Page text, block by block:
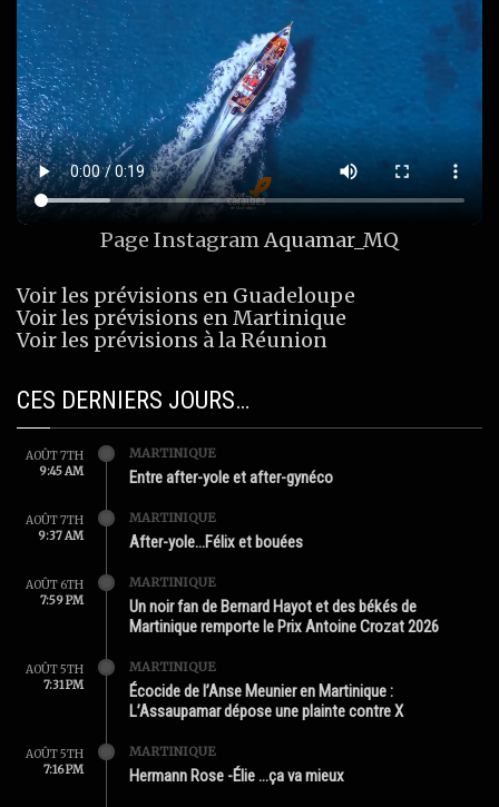
Page InstagramAquamar_MQ
Voir les prévisions en Guadeloupe
Voir les prévisions en Martinique
Voir les prévisions à la Réunion
CES DERNIERS JOURS…
AOÛT 7TH
9:45 AM
MARTINIQUE
Entre after-yole et after-gynéco
AOÛT 7TH
9:37 AM
MARTINIQUE
After-yole…Félix et bouées
AOÛT 6TH
7:59 PM
MARTINIQUE
Un noir fan de Bernard Hayot et des békés de
Martinique remporte le Prix Antoine Crozat 2026
AOÛT 5TH
7:31 PM
MARTINIQUE
Écocide de l’Anse Meunier en Martinique :
L’Assaupamar dépose une plainte contre X
AOÛT 5TH
7:16 PM
MARTINIQUE
Hermann Rose -Élie …ça va mieux